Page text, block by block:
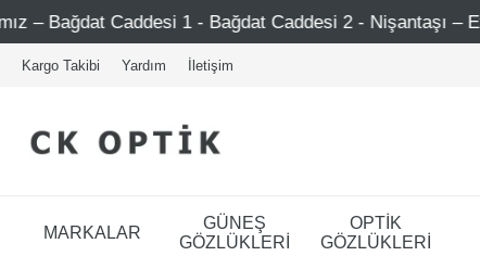
1 - Bağdat Caddesi 2 - Nişantaşı – Etiler – Ataşehir
Kargo Takibi Yardım İletişim
MARKALAR
GÜNEŞ
GÖZLÜKLERİ
OPTİK
GÖZLÜKLERİ